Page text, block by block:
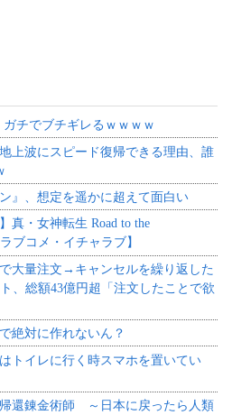
ガチでブチギレるｗｗｗｗ
上波にスピード復帰できる理由、誰
』、想定を遥かに超えて面白い
真・女神転生 Road to the
ブコメ・イチャラブ】
大量注文→キャンセルを繰り返した
、総額43億円超「注文したことで欲
絶対に作れないん？
トイレに行く時スマホを置いてい
還錬金術師 ～日本に戻ったら人類